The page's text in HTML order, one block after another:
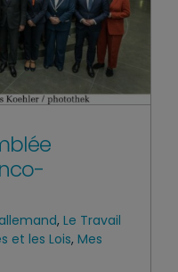
, Le Travail
et les Lois, Mes